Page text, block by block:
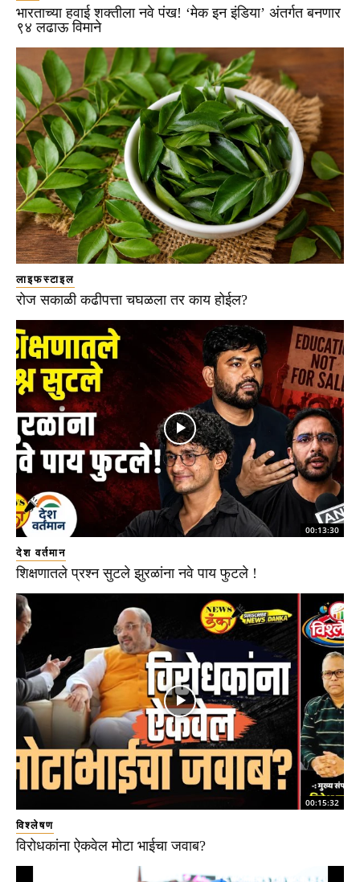
भारताच्या हवाई शक्तीला नवे पंख! ‘मेक इन इंडिया’ अंतर्गत बनणार
९४ लढाऊ विमाने
लाइफस्टाइल
रोज सकाळी कढीपत्ता चघळला तर काय होईल?
00:13:30
देश वर्तमान
शिक्षणातले प्रश्न सुटले झुरळांना नवे पाय फुटले !
00:15:32
विश्लेषण
विरोधकांना ऐकवेल मोटा भाईचा जवाब?